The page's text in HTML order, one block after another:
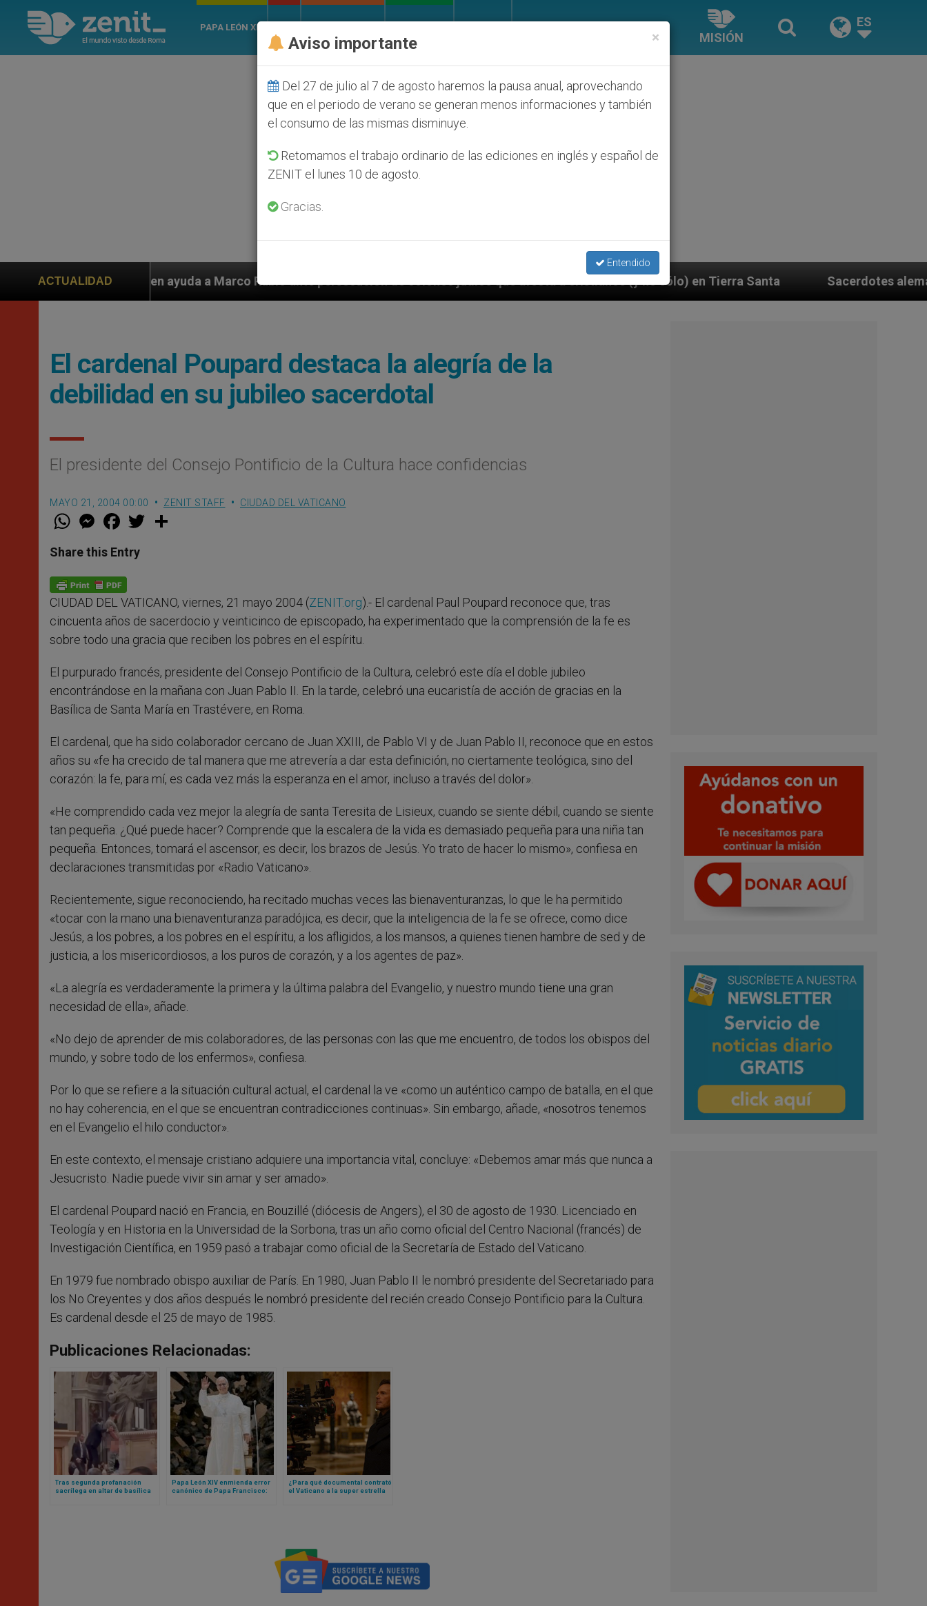
PAPA LEÓN XIV
MISIÓN
ES
ACTUALIDAD
ayuda a Marco Rubio ante persecución de colonos judíos que afecta a cristianos (y no sólo) en Tierra Santa Sacerdotes alemanes fieles al Papa
El cardenal Poupard destaca la alegría de la
debilidad en su jubileo sacerdotal
El presidente del Consejo Pontificio de la Cultura hace confidencias
MAYO 21, 2004 00:00 ZENIT STAFF CIUDAD DEL VATICANO
W
t
s
p
p
M
e
s
e
g
e
r
F
a
e
b
o
k
w
Share this Entry
CIUDAD DEL VATICANO, viernes, 21 mayo 2004 (ZENIT.org).- El cardenal Paul Poupard reconoce que, tras
cincuenta años de sacerdocio y veinticinco de episcopado, ha experimentado que la comprensión de la fe es
sobre todo una gracia que reciben los pobres en el espíritu.
El purpurado francés, presidente del Consejo Pontificio de la Cultura, celebró este día el doble jubileo
encontrándose en la mañana con Juan Pablo II. En la tarde, celebró una eucaristía de acción de gracias en la
Basílica de Santa María en Trastévere, en Roma.
El cardenal, que ha sido colaborador cercano de Juan XXIII, de Pablo VI y de Juan Pablo II, reconoce que en estos
años su «fe ha crecido de tal manera que me atrevería a dar esta definición, no ciertamente teológica, sino del
corazón: la fe, para mí, es cada vez más la esperanza en el amor, incluso a través del dolor».
«He comprendido cada vez mejor la alegría de santa Teresita de Lisieux, cuando se siente débil, cuando se siente
tan pequeña. ¿Qué puede hacer? Comprende que la escalera de la vida es demasiado pequeña para una niña tan
pequeña. Entonces, tomará el ascensor, es decir, los brazos de Jesús. Yo trato de hacer lo mismo», confiesa en
declaraciones transmitidas por «Radio Vaticano».
Recientemente, sigue reconociendo, ha recitado muchas veces las bienaventuranzas, lo que le ha permitido
«tocar con la mano una bienaventuranza paradójica, es decir, que la inteligencia de la fe se ofrece, como dice
Jesús, a los pobres, a los pobres en el espíritu, a los afligidos, a los mansos, a quienes tienen hambre de sed y de
justicia, a los misericordiosos, a los puros de corazón, y a los agentes de paz».
«La alegría es verdaderamente la primera y la última palabra del Evangelio, y nuestro mundo tiene una gran
necesidad de ella», añade.
«No dejo de aprender de mis colaboradores, de las personas con las que me encuentro, de todos los obispos del
mundo, y sobre todo de los enfermos», confiesa.
Por lo que se refiere a la situación cultural actual, el cardenal la ve «como un auténtico campo de batalla, en el que
no hay coherencia, en el que se encuentran contradicciones continuas». Sin embargo, añade, «nosotros tenemos
en el Evangelio el hilo conductor».
En este contexto, el mensaje cristiano adquiere una importancia vital, concluye: «Debemos amar más que nunca a
Jesucristo. Nadie puede vivir sin amar y ser amado».
El cardenal Poupard nació en Francia, en Bouzillé (diócesis de Angers), el 30 de agosto de 1930. Licenciado en
Teología y en Historia en la Universidad de la Sorbona, tras un año como oficial del Centro Nacional (francés) de
Investigación Científica, en 1959 pasó a trabajar como oficial de la Secretaría de Estado del Vaticano.
En 1979 fue nombrado obispo auxiliar de París. En 1980, Juan Pablo II le nombró presidente del Secretariado para
los No Creyentes y dos años después le nombró presidente del recién creado Consejo Pontificio para la Cultura.
Es cardenal desde el 25 de mayo de 1985.
Publicaciones Relacionadas:
Tras segunda profanación
sacrílega en altar de basílica
Papa León XIV enmienda error
canónico de Papa Francisco:
¿Para qué documental contrató
el Vaticano a la super estrella
×
Aviso importante
Del 27 de julio al 7 de agosto haremos la pausa anual, aprovechando
que en el periodo de verano se generan menos informaciones y también
el consumo de las mismas disminuye.
Retomamos el trabajo ordinario de las ediciones en inglés y español de
ZENIT el lunes 10 de agosto.
Gracias.
Entendido